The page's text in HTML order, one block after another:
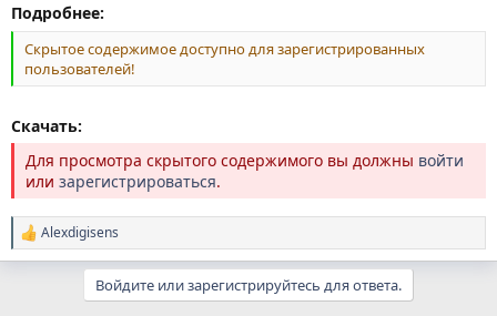
Подробнее:
Скрытое содержимое доступно для зарегистрированных
пользователей!
Скачать:
Для просмотра скрытого содержимого вы должны войти
или зарегистрироваться.
Р
е
Alexdigisens
Войдите или зарегистрируйтесь для ответа.